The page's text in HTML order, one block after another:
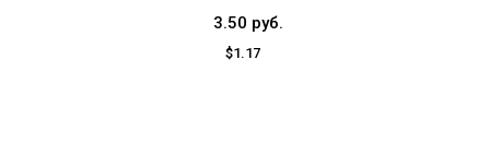
3.50 руб.
$1.17